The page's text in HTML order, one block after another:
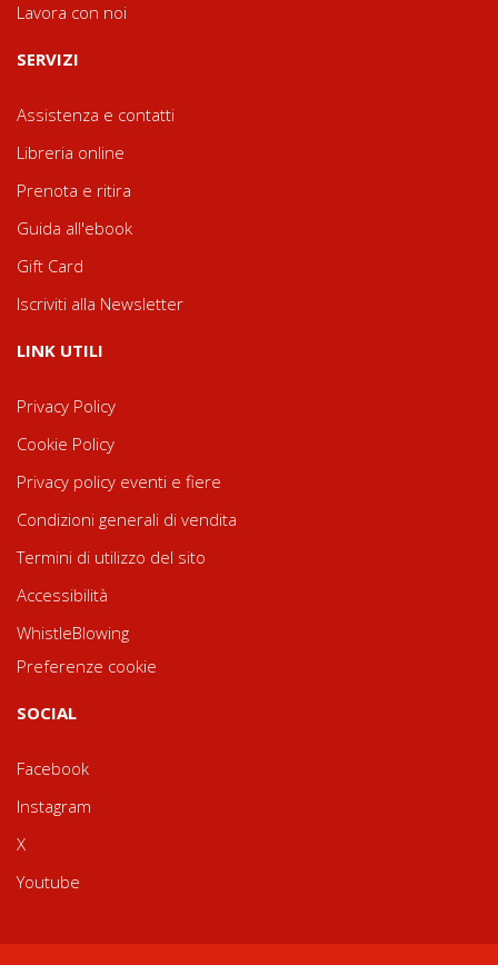
Lavora con noi
SERVIZI
Assistenza e contatti
Libreria online
Prenota e ritira
Guida all'ebook
Gift Card
Iscriviti alla Newsletter
LINK UTILI
Privacy Policy
Cookie Policy
Privacy policy eventi e fiere
Condizioni generali di vendita
Termini di utilizzo del sito
Accessibilità
WhistleBlowing
Preferenze cookie
SOCIAL
Facebook
Instagram
X
Youtube